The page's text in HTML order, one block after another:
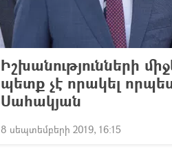
Իշխանությունների
պետք չէ որակել
Սահակյան
8 սեպտեմբերի 2019, 16:15